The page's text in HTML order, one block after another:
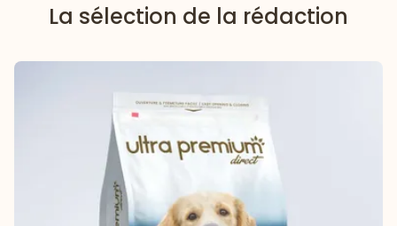
La sélection de la rédaction